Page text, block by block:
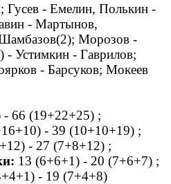
Гусев - Емелин, Полькин -
- Мартынов,
Морозов -
- Устимкин - Гаврилов;
- Барсуков; Мокеев
66 (19+22+25) ;
- 39 (10+10+19) ;
- 27 (7+8+12) ;
13 (6+6+1) - 20 (7+6+7) ;
- 19 (7+4+8)